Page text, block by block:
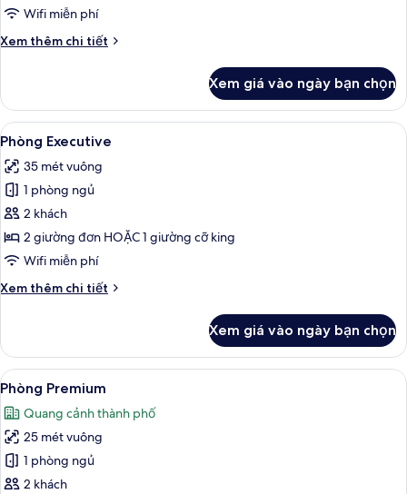
Wifi miễn phí
Xem thêm chi tiết
Chi
Elegance
Room
Xem giá vào ngày bạn chọn
Xem
tất
cả
ảnh
Phòng
Executive
Phòng Executive | Bộ đồ giường
4
Phòng Executive
35 mét vuông
1 phòng ngủ
2 khách
2 giường đơn HOẶC 1 giường cỡ king
Wifi miễn phí
Xem thêm chi tiết
Chi
Phòng
Executive
Xem giá vào ngày bạn chọn
Xem
tất
cả
ảnh
Phòng
Premium
Bộ đồ giường cao cấp, minibar, két
10
Phòng Premium
Quang cảnh thành phố
25 mét vuông
1 phòng ngủ
2 khách